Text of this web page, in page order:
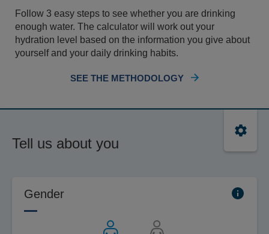
Follow 3 easy steps to see whether you are drinking
enough water. The calculator will work out your
hydration level based on the information you give about
yourself and your daily drinking habits.
SEE THE METHODOLOGY
Tell us about you
Gender